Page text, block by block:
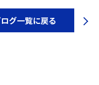
グ一覧に戻る